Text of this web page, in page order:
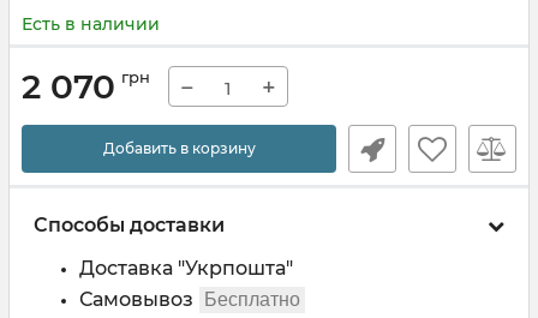
Есть в наличии
2 070 грн − +
Добавить в корзину
Способы доставки
Доставка "Укрпошта"
Самовывоз
Бесплатно